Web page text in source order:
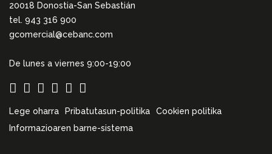
20018 Donostia-San Sebastián
tel. 943 316 900
gcomercial@cebanc.com
De lunes a viernes 9:00-19:00
Lege oharra Pribatutasun-politika
Cookien politika
Informazioaren barne-sistema